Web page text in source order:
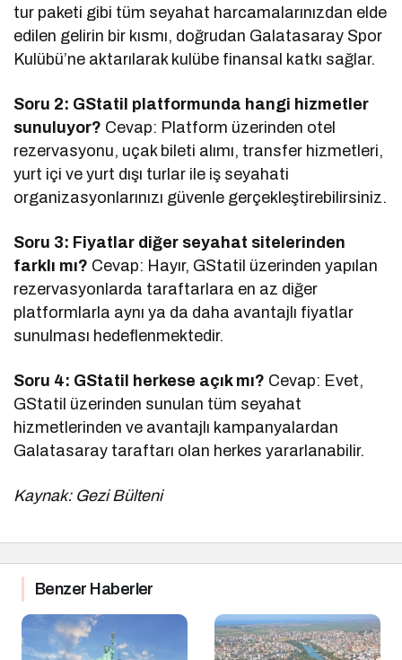
tur paketi gibi tüm seyahat harcamalarınızdan elde
edilen gelirin bir kısmı, doğrudan Galatasaray Spor
Kulübü’ne aktarılarak kulübe finansal katkı sağlar.
Soru 2: GStatil platformunda hangi hizmetler
sunuluyor? Cevap: Platform üzerinden otel
rezervasyonu, uçak bileti alımı, transfer hizmetleri,
yurt içi ve yurt dışı turlar ile iş seyahati
organizasyonlarınızı güvenle gerçekleştirebilirsiniz.
Soru 3: Fiyatlar diğer seyahat sitelerinden
farklı mı? Cevap: Hayır, GStatil üzerinden yapılan
rezervasyonlarda taraftarlara en az diğer
platformlarla aynı ya da daha avantajlı fiyatlar
sunulması hedeflenmektedir.
Soru 4: GStatil herkese açık mı? Cevap: Evet,
GStatil üzerinden sunulan tüm seyahat
hizmetlerinden ve avantajlı kampanyalardan
Galatasaray taraftarı olan herkes yararlanabilir.
Kaynak: Gezi Bülteni
Benzer Haberler